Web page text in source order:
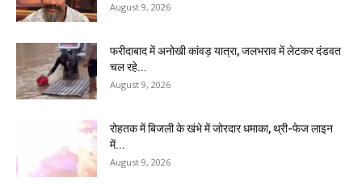
August 9, 2026
फरीदाबाद में अनोखी कांवड़ यात्रा, जलभराव में लेटकर दंडवत
चल रहे...
August 9, 2026
रोहतक में बिजली के खंभे में जोरदार धमाका, थ्री-फेज लाइन
में...
August 9, 2026